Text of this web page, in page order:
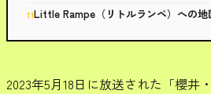
Little Rampe（リトルランペ）への地
2023年5月18日に放送された「櫻井